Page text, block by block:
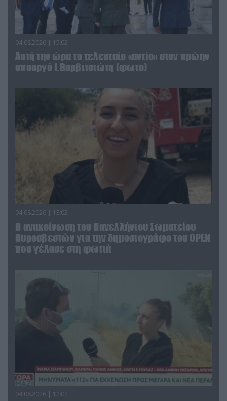
04.08.2026 | 15:02
Αυτή την ώρα το τελευταίο «αντίο» στον πρώην
υπουργό Ι.Βαρβιτσιώτη (φωτο)
04.08.2026 | 13:02
Η ανακοίνωση του Πανελλήνιου Σωματείου
Πυροσβεστών για την δημοσιογράφο του OPEN
που γέλασε στη φωτιά
04.08.2026 | 12:02